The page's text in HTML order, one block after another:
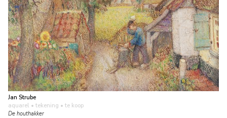
Jan Strube
aquarel • tekening • te koop
De houthakker